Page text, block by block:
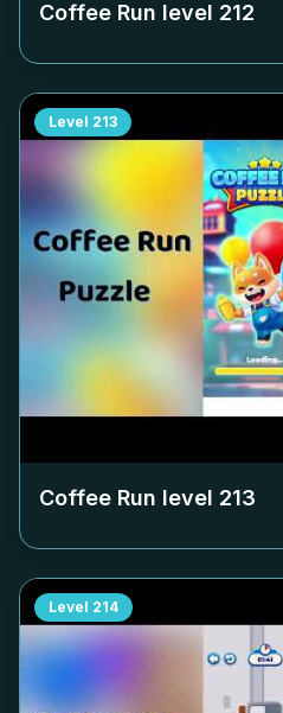
Coffee Run level 212
Level 213
Coffee Run level 213
Level 214